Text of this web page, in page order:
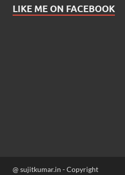
LIKE ME ON FACEBOOK
@ sujitkumar.in - Copyright